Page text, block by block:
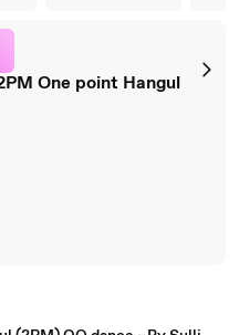
One point Hangul